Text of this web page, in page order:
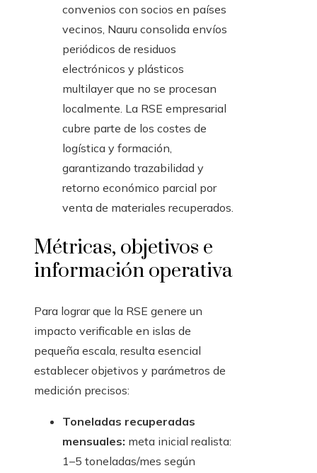
convenios con socios en países
vecinos, Nauru consolida envíos
periódicos de residuos
electrónicos y plásticos
multilayer que no se procesan
localmente. La RSE empresarial
cubre parte de los costes de
logística y formación,
garantizando trazabilidad y
retorno económico parcial por
venta de materiales recuperados.
Métricas, objetivos e
información operativa
Para lograr que la RSE genere un
impacto verificable en islas de
pequeña escala, resulta esencial
establecer objetivos y parámetros de
medición precisos:
Toneladas recuperadas
mensuales: meta inicial realista:
1–5 toneladas/mes según